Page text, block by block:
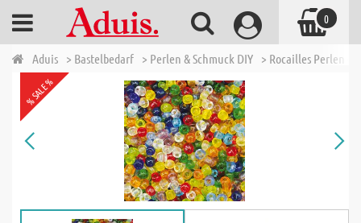
Aduis > Bastelbedarf > Perlen & Schmuck DIY > Rocailles Perlen -
% SALE %
0